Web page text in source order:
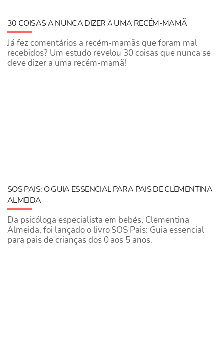
30 COISAS A NUNCA DIZER A UMA RECÉM-MAMÃ
Já fez comentários a recém-mamãs que foram mal
recebidos? Um estudo revelou 30 coisas que nunca se
deve dizer a uma recém-mamã!
SOS PAIS: O GUIA ESSENCIAL PARA PAIS DE CLEMENTINA
ALMEIDA
Da psicóloga especialista em bebés, Clementina
Almeida, foi lançado o livro SOS Pais: Guia essencial
para pais de crianças dos 0 aos 5 anos.